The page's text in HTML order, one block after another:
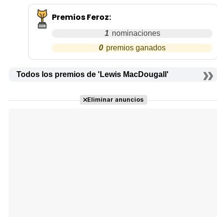
Premios Feroz:
1
0
Todos los premios de 'Lewis MacDougall'
Eliminar anuncios